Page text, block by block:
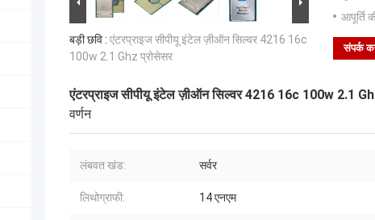
बड़ी छवि : एंटरप्राइज सीपीयू इंटेल ज़ीऑन सिल्वर 4216 16c
100w 2.1 Ghz प्रोसेसर
आपूर्ति
संपर्क
एंटरप्राइज सीपीयू इंटेल ज़ीऑन सिल्वर 4216 16c 100w 2.1
वर्णन
लंबवत खंड: सर्वर
लिथोग्राफी: 14 एनएम